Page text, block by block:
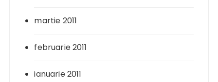
martie 2011
februarie 2011
ianuarie 2011